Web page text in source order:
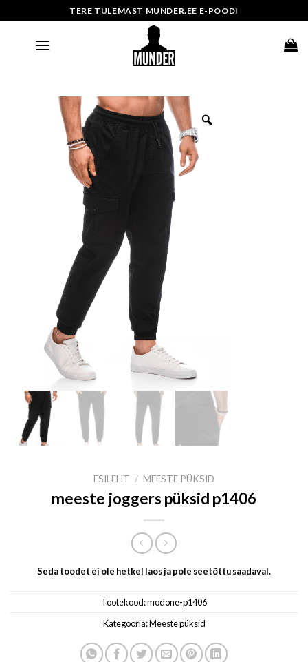
to
TERE TULEMAST MUNDER.EE E-POODI
ESILEHT / MEESTE PÜKSID
meeste joggers püksid p1406
Seda toodet ei ole hetkel laos ja pole seetõttu saadaval.
Tootekood:modone-p1406
Kategooria:Meeste püksid